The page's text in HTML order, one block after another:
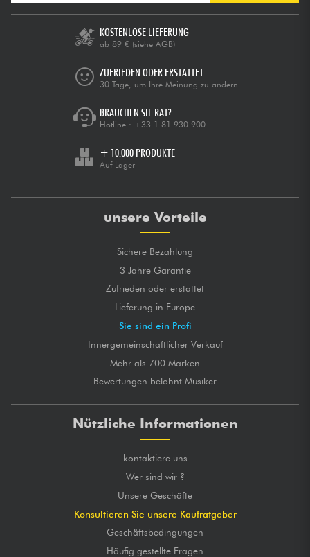
KOSTENLOSE LIEFERUNG
ab 89 € (siehe AGB)
ZUFRIEDEN ODER ERSTATTET
30 Tage, um Ihre Meinung zu ändern
BRAUCHEN SIE RAT?
Hotline : +33 1 81 930 900
+ 10.000 PRODUKTE
Auf Lager
unsere Vorteile
Sichere Bezahlung
3 Jahre Garantie
Zufrieden oder erstattet
Lieferung in Europe
Sie sind ein Profi
Innergemeinschaftlicher Verkauf
Mehr als 700 Marken
Bewertungen belohnt Musiker
Nützliche Informationen
kontaktiere uns
Wer sind wir ?
Unsere Geschäfte
Konsultieren Sie unsere Kaufratgeber
Geschäftsbedingungen
Häufig gestellte Fragen